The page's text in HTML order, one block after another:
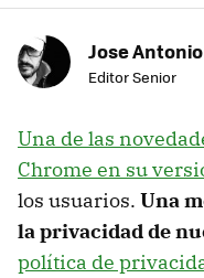
Jose
Editor Senior
Una de las
Chrome en su
los usuarios. Una
la privacidad de
política de